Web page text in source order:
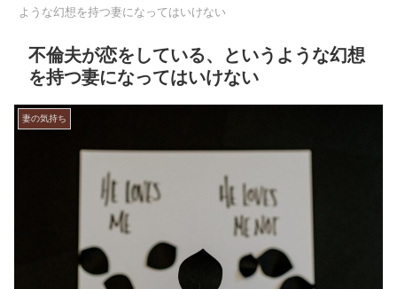
ような幻想を持つ妻になってはいけない
不倫夫が恋をしている、というような幻想
を持つ妻になってはいけない
妻の気持ち